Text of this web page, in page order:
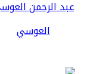
العوسي